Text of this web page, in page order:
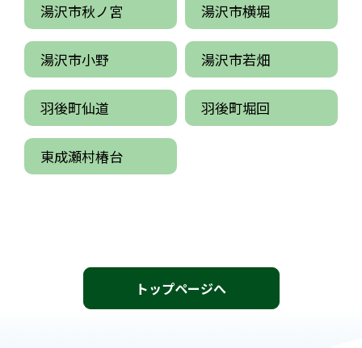
湯沢市秋ノ宮 湯沢市横堀
湯沢市小野 湯沢市若畑
羽後町仙道 羽後町堀回
東成瀬村椿台
トップページへ